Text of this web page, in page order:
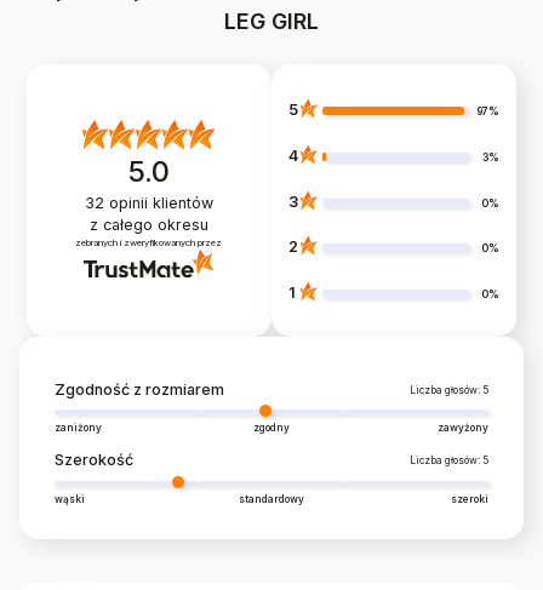
LEG GIRL
5.0
32 opinii klientów
z całego okresu
zebranych i zweryfikowanych przez
5 97%
4 3%
3 0%
2 0%
1 0%
Zgodność z rozmiarem Liczba głosów: 5
zaniżony zgodny zawyżony
Szerokość Liczba głosów: 5
wąski standardowy szeroki